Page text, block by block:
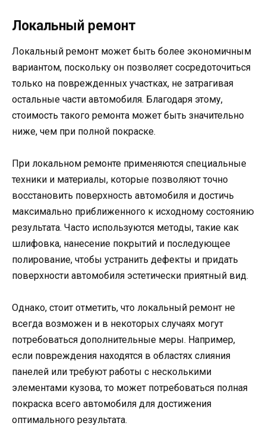
Локальный ремонт
Локальный ремонт может быть более экономичным
вариантом, поскольку он позволяет сосредоточиться
только на поврежденных участках, не затрагивая
остальные части автомобиля. Благодаря этому,
стоимость такого ремонта может быть значительно
ниже, чем при полной покраске.
При локальном ремонте применяются специальные
техники и материалы, которые позволяют точно
восстановить поверхность автомобиля и достичь
максимально приближенного к исходному состоянию
результата. Часто используются методы, такие как
шлифовка, нанесение покрытий и последующее
полирование, чтобы устранить дефекты и придать
поверхности автомобиля эстетически приятный вид.
Однако, стоит отметить, что локальный ремонт не
всегда возможен и в некоторых случаях могут
потребоваться дополнительные меры. Например,
если повреждения находятся в областях слияния
панелей или требуют работы с несколькими
элементами кузова, то может потребоваться полная
покраска всего автомобиля для достижения
оптимального результата.